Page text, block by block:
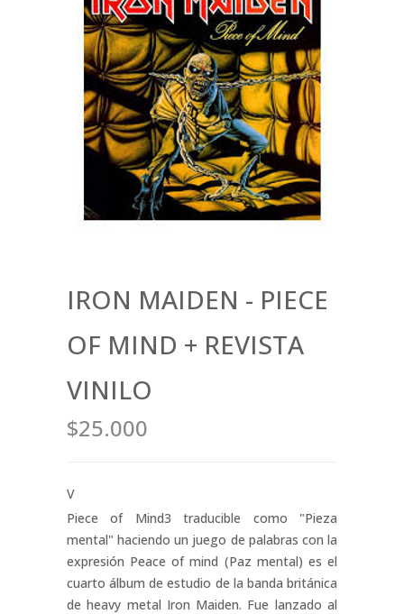
IRON MAIDEN - PIECE
OF MIND + REVISTA
VINILO
$25.000
V
Piece of Mind3​ traducible como "Pieza
mental" haciendo un juego de palabras con la
expresión Peace of mind (Paz mental) es el
cuarto álbum de estudio de la banda británica
de heavy metal Iron Maiden. Fue lanzado al